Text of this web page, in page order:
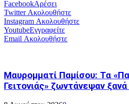
FacebookΑρέσει
TwitterΑκολουθήστε
Instagram Ακολουθήστε
YoutubeΕγγραφείτε
Email Ακολουθήστε
Μαυρομματί Παμίσου: Τα
Γειτονιάς» ζωντάνεψαν